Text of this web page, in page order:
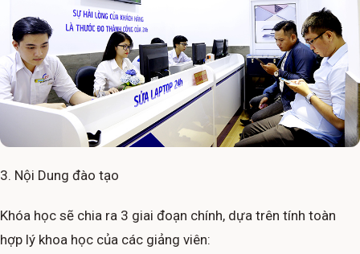
3. Nội Dung đào tạo
Khóa học sẽ chia ra 3 giai đoạn chính, dựa trên tính toàn
hợp lý khoa học của các giảng viên: